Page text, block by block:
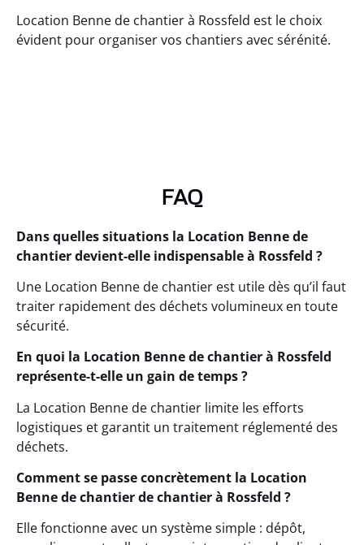
Location Benne de chantier à Rossfeld est le choix
évident pour organiser vos chantiers avec sérénité.
FAQ
Dans quelles situations la Location Benne de
chantier devient-elle indispensable à Rossfeld ?
Une Location Benne de chantier est utile dès qu’il faut
traiter rapidement des déchets volumineux en toute
sécurité.
En quoi la Location Benne de chantier à Rossfeld
représente-t-elle un gain de temps ?
La Location Benne de chantier limite les efforts
logistiques et garantit un traitement réglementé des
déchets.
Comment se passe concrètement la Location
Benne de chantier de chantier à Rossfeld ?
Elle fonctionne avec un système simple : dépôt,